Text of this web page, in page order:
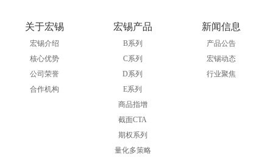
关于宏锡
宏锡介绍
核心优势
公司荣誉
合作机构
宏锡产品
B系列
C系列
D系列
E系列
商品指增
截面CTA
期权系列
量化多策略
新闻信息
产品公告
宏锡动态
行业聚焦